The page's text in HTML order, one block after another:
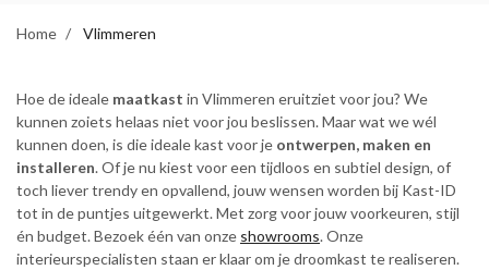
Home Vlimmeren
Hoe de ideale maatkast in Vlimmeren eruitziet voor jou? We
kunnen zoiets helaas niet voor jou beslissen. Maar wat we wél
kunnen doen, is die ideale kast voor je ontwerpen, maken en
installeren. Of je nu kiest voor een tijdloos en subtiel design, of
toch liever trendy en opvallend, jouw wensen worden bij Kast-ID
tot in de puntjes uitgewerkt. Met zorg voor jouw voorkeuren, stijl
én budget. Bezoek één van onze showrooms. Onze
interieurspecialisten staan er klaar om je droomkast te realiseren.